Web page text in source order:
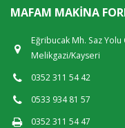
MAFAM MAKINA
Eğribucak Mh. Saz
Melikgazi/Kayseri
0352 311 54 42
0533 934 81 57
0352 311 54 47